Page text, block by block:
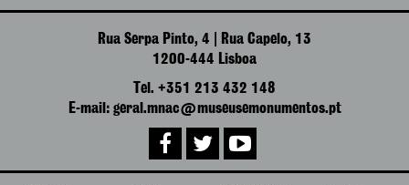
Rua Serpa Pinto, 4 | Rua Capelo, 13
1200-444 Lisboa
Tel. +351 213 432 148
E-mail: geral.mnac@museusemonumentos.pt